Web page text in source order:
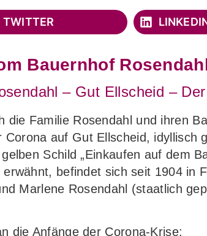
TWITTER
Bauernhof
– Gut Ellscheid –
die Familie Rosendahl und ihren
auf Gut Ellscheid,
Schild „Einkaufen auf dem
befindet sich seit 1904 in
Marlene Rosendahl (staatlich
die Anfänge der Corona-Krise: